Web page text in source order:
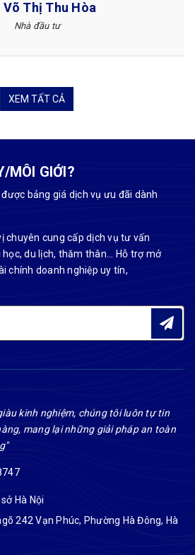
Khách hàng
XEM TẤT CẢ
MÔI GIỚI?
bảng giá dịch vụ ưu đãi dành
chuyên cung cấp dịch vụ tư vấn
du lịch, thăm thân... Hỗ trợ mở
chính doanh nghiệp uy tín,
kinh nghiệm, chúng tôi luôn tự tin
mang lại những giải pháp an toàn
Hà Nội
242 Vạn Phúc, Phường Hà Đông, Hà